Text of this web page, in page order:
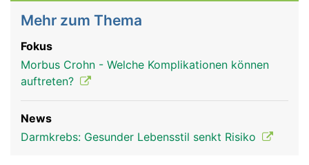
Mehr zum Thema
Fokus
Morbus Crohn - Welche Komplikationen können
auftreten?
News
Darmkrebs: Gesunder Lebensstil senkt Risiko